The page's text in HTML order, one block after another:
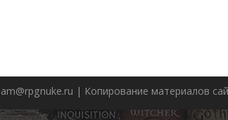
| Копирование материалов